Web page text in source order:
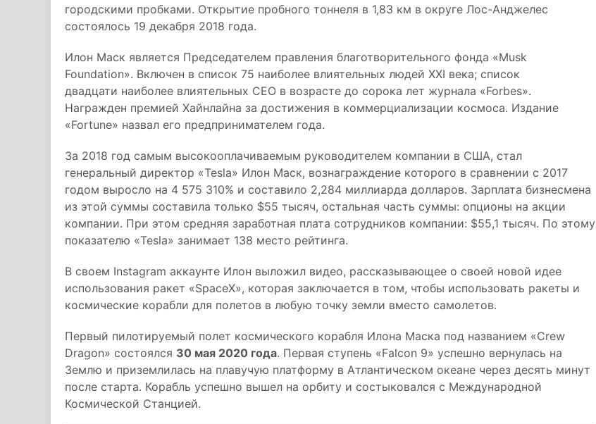
городскими пробками. Открытие пробного тоннеля в 1,83 км в округе Лос-Анджелес
состоялось 19 декабря 2018 года.
Илон Маск является Председателем правления благотворительного фонда «Musk
Foundation». Включен в список 75 наиболее влиятельных людей XXI века; список
двадцати наиболее влиятельных CEO в возрасте до сорока лет журнала «Forbes».
Награжден премией Хайнлайна за достижения в коммерциализации космоса. Издание
«Fortune» назвал его предпринимателем года.
За 2018 год самым высокооплачиваемым руководителем компании в США, стал
генеральный директор «Tesla» Илон Маск, вознаграждение которого в сравнении с 2017
годом выросло на 4 575 310% и составило 2,284 миллиарда долларов. Зарплата бизнесмена
из этой суммы составила только $55 тысяч, остальная часть суммы: опционы на акции
компании. При этом средняя заработная плата сотрудников компании: $55,1 тысяч. По этому
показателю «Tesla» занимает 138 место рейтинга.
В своем Instagram аккаунте Илон выложил видео, рассказывающее о своей новой идее
использования ракет «SpaceX», которая заключается в том, чтобы использовать ракеты и
космические корабли для полетов в любую точку земли вместо самолетов.
Первый пилотируемый полет космического корабля Илона Маска под названием «Crew
Dragon» состоялся 30 мая 2020 года. Первая ступень «Falcon 9» успешно вернулась на
Землю и приземлилась на плавучую платформу в Атлантическом океане через десять минут
после старта. Корабль успешно вышел на орбиту и состыковался с Международной
Космической Станцией.